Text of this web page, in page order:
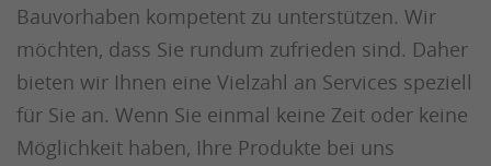
Bauvorhaben kompetent zu unterstützen. Wir
möchten, dass Sie rundum zufrieden sind. Daher
bieten wir Ihnen eine Vielzahl an Services speziell
für Sie an. Wenn Sie einmal keine Zeit oder keine
Möglichkeit haben, Ihre Produkte bei uns